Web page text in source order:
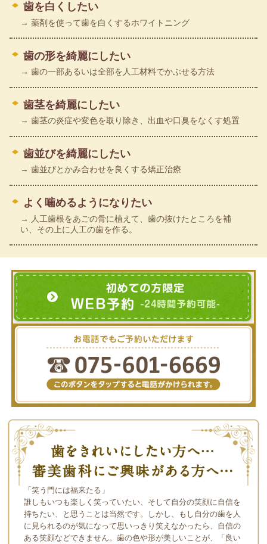
歯を白くしたい
→ 薬剤を使って歯を白くするホワイトニング
歯の形を綺麗にしたい
→ 歯の一部あるいは全部を人工材料でかぶせる方法
歯茎を綺麗にしたい
→ 歯茎の炎症や変色を取り除き、出血や口臭をなくす処置
歯並びを綺麗にしたい
→ 歯並びとかみ合わせを良くする矯正治療
よく噛めるようになりたい
→ 人工歯根をあごの骨に植えて、歯の抜けたところを補
い、その上に人工の歯を作る。
「笑う門には福来たる」
誰しもいつも楽しく笑っていたい、そして自分の笑顔に自信を
持ちたい、と思うことは当然です。しかし、もし自分の歯を人
に見られるのが気になって思いっきり笑えなかったら、自信の
ある笑顔などできません。歯の色や形が美しいことが、「良い